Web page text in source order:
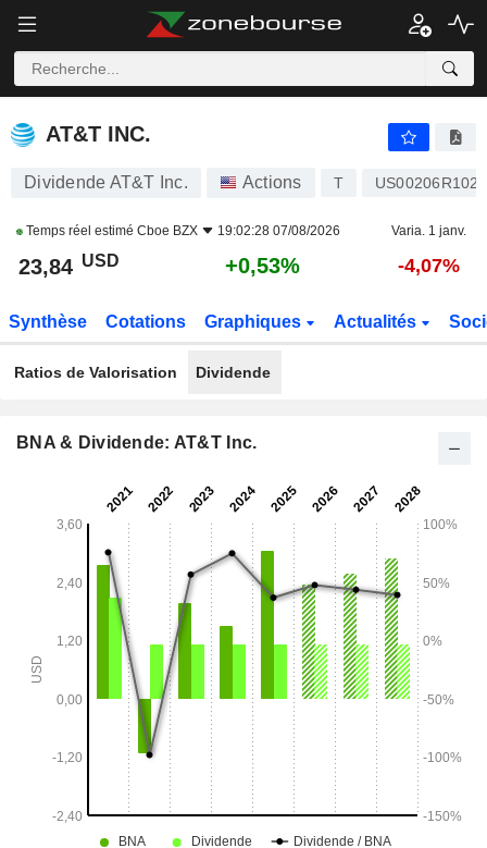
AT&T INC.
AT&T INC.
Dividende AT&T Inc. Actions T US00206R1023
Temps réel estimé Cboe BZX 19:02:28 07/08/2026 Varia. 1 janv.
23,84 USD +0,53% -4,07%
Synthèse Cotations Graphiques Actualités
Ratios de Valorisation Dividende
BNA & Dividende: AT&T Inc.